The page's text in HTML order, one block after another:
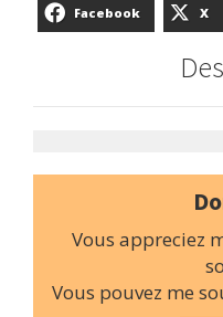
Facebook X
Vous appreciez
Vous pouvez me